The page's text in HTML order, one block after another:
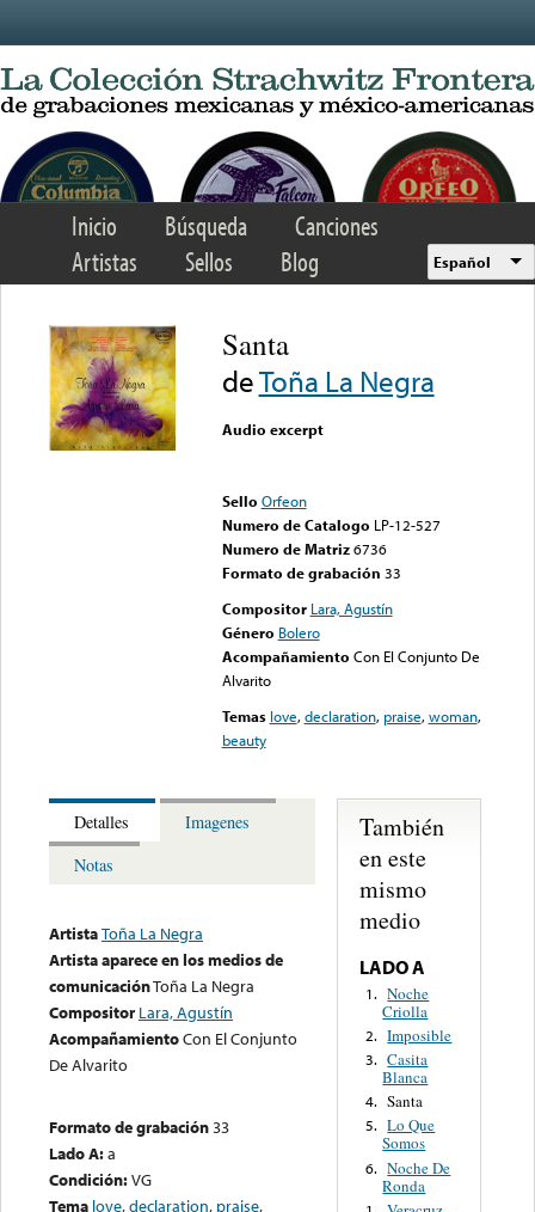
Inicio Búsqueda
Canciones
Artistas
Sellos Blog Español
Santa
deToña La Negra
Audio excerpt
Sello Orfeon
Numero de Catalogo LP-12-527
Numero de Matriz 6736
Formato de grabación 33
Compositor Lara, Agustín
Género Bolero
Acompañamiento Con El Conjunto De
Alvarito
Temas love,declaration, praise,woman,
beauty
Detalles
Imagenes
Notas
ArtistaToña La Negra
Artista aparece en los medios de
comunicaciónToña La Negra
Compositor Lara, Agustín
AcompañamientoCon El Conjunto
De Alvarito
Formato de grabación33
Lado A:a
Condición:VG
Tema love,declaration, praise,
También
en este
mismo
medio
LADO A
1. Noche
Criolla
2. Imposible
3. Casita
Blanca
4. Santa
5. Lo Que
Somos
6. Noche De
Ronda